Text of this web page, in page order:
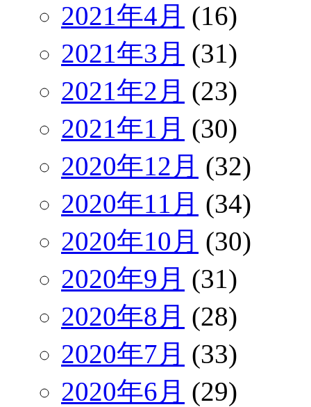
2021年4月 (16)
2021年3月 (31)
2021年2月 (23)
2021年1月 (30)
2020年12月 (32)
2020年11月 (34)
2020年10月 (30)
2020年9月 (31)
2020年8月 (28)
2020年7月 (33)
2020年6月 (29)